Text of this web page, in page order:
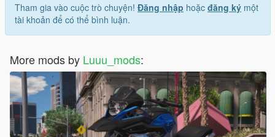
Tham gia vào cuộc trò chuyện! Đăng nhập hoặc đăng ký một
tài khoản để có thể bình luận.
More mods by Luuu_mods: